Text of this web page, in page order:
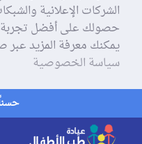
الشركات الإعلانية
حصولك على أفضل
يمكنك معرفة المزيد
سياسة الخصوصية